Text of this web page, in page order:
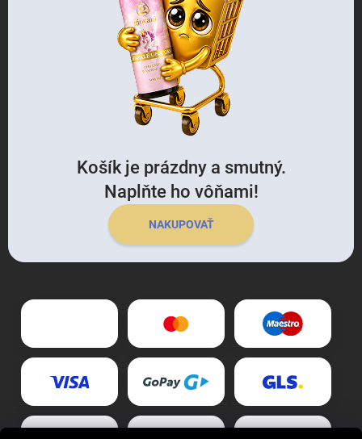
Košík je prázdny a smutný.
Naplňte ho vôňami!
NAKUPOVAŤ